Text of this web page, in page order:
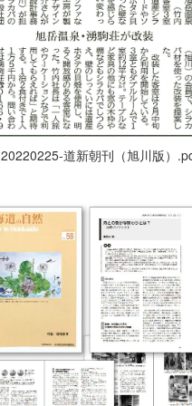
20220225-道新朝刊（旭川版）